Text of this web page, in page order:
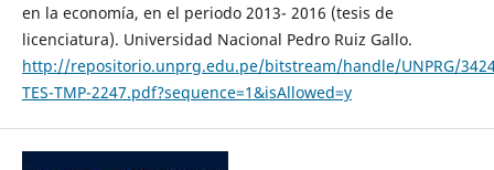
en la economía, en el periodo 2013- 2016 (tesis de
licenciatura). Universidad Nacional Pedro Ruiz Gallo.
http://repositorio.unprg.edu.pe/bitstream/handle/UNPRG/
TES-TMP-2247.pdf?sequence=1&isAllowed=y